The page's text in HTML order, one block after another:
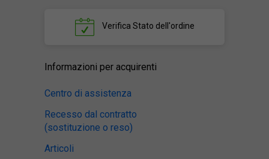
Verifica Stato dell'ordine
Informazioni per acquirenti
Centro di assistenza
Recesso dal contratto
(sostituzione o reso)
Articoli